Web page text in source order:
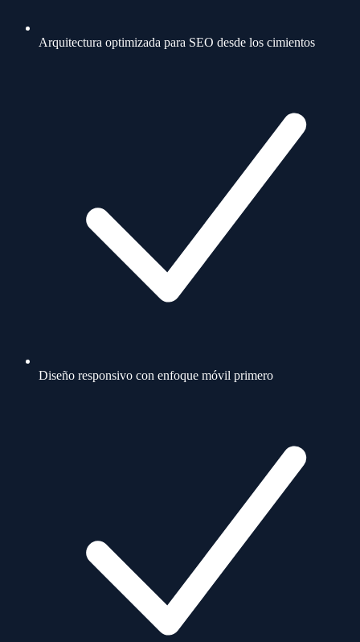
Arquitectura optimizada para SEO desde los cimientos
Diseño responsivo con enfoque móvil primero